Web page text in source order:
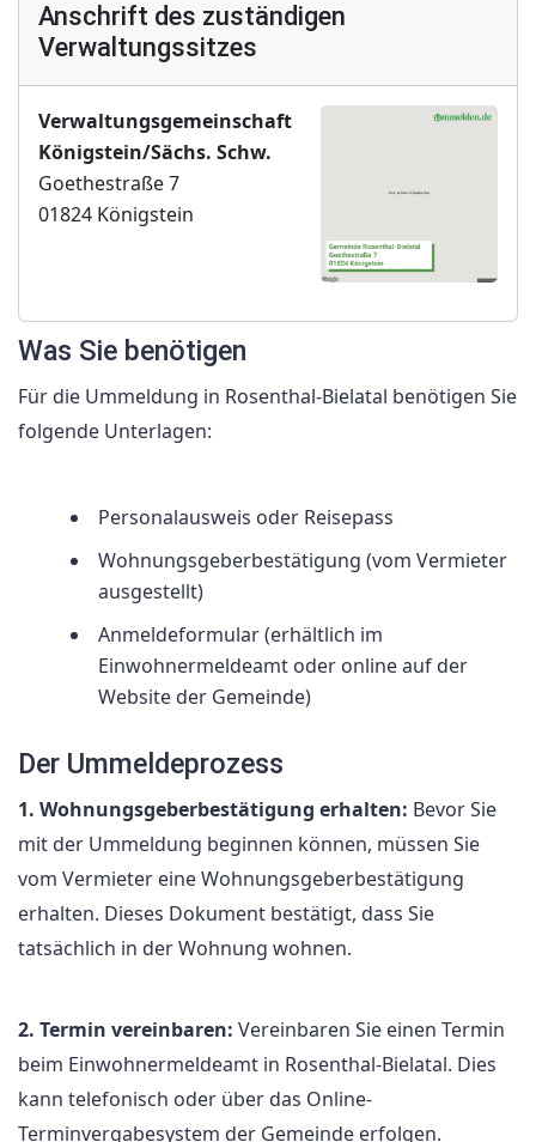
Anschrift des zuständigen
Verwaltungssitzes
Verwaltungsgemeinschaft
Königstein/Sächs. Schw.
Goethestraße 7
01824 Königstein
Was Sie benötigen
Für die Ummeldung in Rosenthal-Bielatal benötigen Sie
folgende Unterlagen:
Personalausweis oder Reisepass
Wohnungsgeberbestätigung (vom Vermieter
ausgestellt)
Anmeldeformular (erhältlich im
Einwohnermeldeamt oder online auf der
Website der Gemeinde)
Der Ummeldeprozess
1. Wohnungsgeberbestätigung erhalten: Bevor Sie
mit der Ummeldung beginnen können, müssen Sie
vom Vermieter eine Wohnungsgeberbestätigung
erhalten. Dieses Dokument bestätigt, dass Sie
tatsächlich in der Wohnung wohnen.
2. Termin vereinbaren: Vereinbaren Sie einen Termin
beim Einwohnermeldeamt in Rosenthal-Bielatal. Dies
kann telefonisch oder über das Online-
Terminvergabesystem der Gemeinde erfolgen.